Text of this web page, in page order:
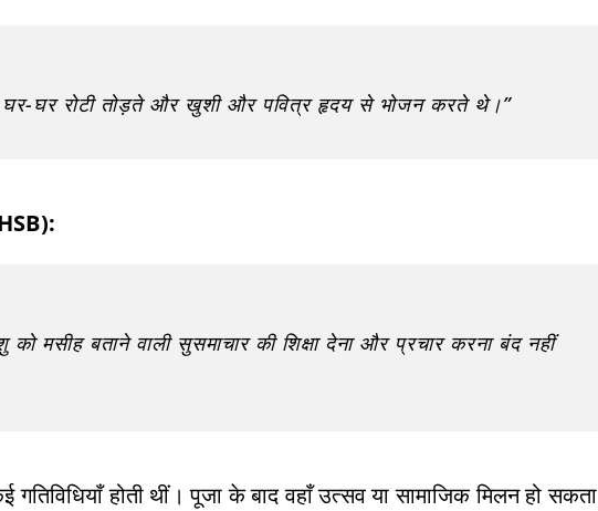
घर-घर रोटी तोड़ते और खुशी और पवित्र हृदय से भोजन करते थे।”
मसीह बताने वाली सुसमाचार की शिक्षा देना और प्रचार करना बंद नहीं
होती थीं। पूजा के बाद वहाँ उत्सव या सामाजिक मिलन हो सकता